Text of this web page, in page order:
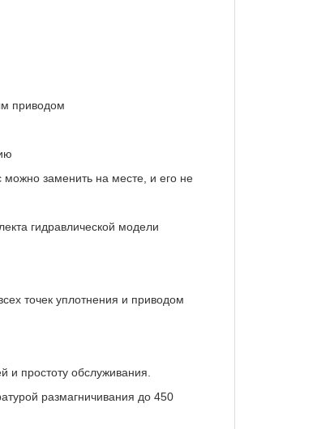
приводом
можно заменить на месте, и его не
гидравлической модели
точек уплотнения и приводом
и простоту обслуживания.
размагничивания до 450